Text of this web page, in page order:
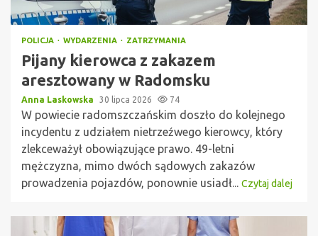
POLICJA WYDARZENIA ZATRZYMANIA
Pijany kierowca z zakazem
aresztowany w Radomsku
Anna Laskowska 30 lipca 2026 74
W powiecie radomszczańskim doszło do kolejnego
incydentu z udziałem nietrzeźwego kierowcy, który
zlekceważył obowiązujące prawo. 49-letni
mężczyzna, mimo dwóch sądowych zakazów
prowadzenia pojazdów, ponownie usiadł... Czytaj dalej